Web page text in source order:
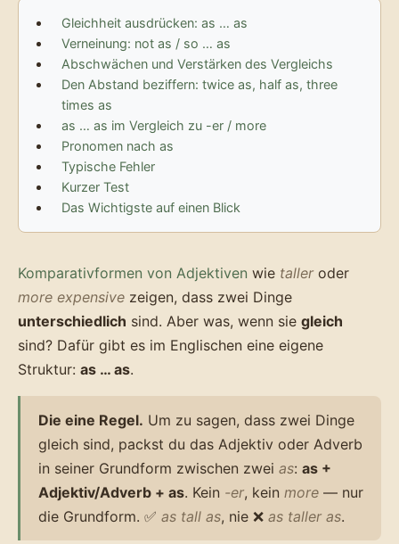
Gleichheit ausdrücken: as … as
Verneinung: not as / so … as
Abschwächen und Verstärken des Vergleichs
Den Abstand beziffern: twice as, half as, three
times as
as … as im Vergleich zu -er / more
Pronomen nach as
Typische Fehler
Kurzer Test
Das Wichtigste auf einen Blick
Komparativformen von Adjektiven wie talleroder
more expensive zeigen, dass zwei Dinge
unterschiedlich sind. Aber was, wenn sie gleich
sind? Dafür gibt es im Englischen eine eigene
Struktur: as … as.
Die eine Regel. Um zu sagen, dass zwei Dinge
gleich sind, packst du das Adjektiv oder Adverb
in seiner Grundform zwischen zwei as: as +
Adjektiv/Adverb + as. Kein -er, kein more — nur
die Grundform. ✅ as tall as, nie ❌ as taller as.